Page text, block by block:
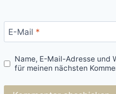
E-Mail *
Name, E-Mail-Adresse und
für meinen nächsten